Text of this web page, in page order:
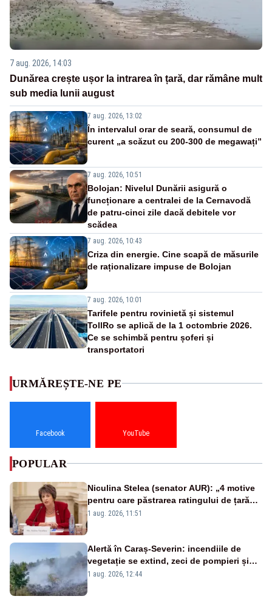
7 aug. 2026, 14:03
Dunărea crește ușor la intrarea în țară, dar rămâne mult
sub media lunii august
7 aug. 2026, 13:02
În intervalul orar de seară, consumul de
curent „a scăzut cu 200-300 de megawați”
7 aug. 2026, 10:51
Bolojan: Nivelul Dunării asigură o
funcționare a centralei de la Cernavodă
de patru-cinci zile dacă debitele vor
scădea
7 aug. 2026, 10:43
Criza din energie. Cine scapă de măsurile
de raționalizare impuse de Bolojan
7 aug. 2026, 10:01
Tarifele pentru rovinietă și sistemul
TollRo se aplică de la 1 octombrie 2026.
Ce se schimbă pentru șoferi și
transportatori
URMĂREȘTE-NE PE
Facebook YouTube
POPULAR
Niculina Stelea (senator AUR): „4 motive
pentru care păstrarea ratingului de țară
nu este o reușită pentru Guvernul
1 aug. 2026, 11:51
Alertă în Caraș-Severin: incendiile de
vegetație se extind, zeci de pompieri și
silvicultori se luptă cu flăcările - VIDEO
1 aug. 2026, 12:44